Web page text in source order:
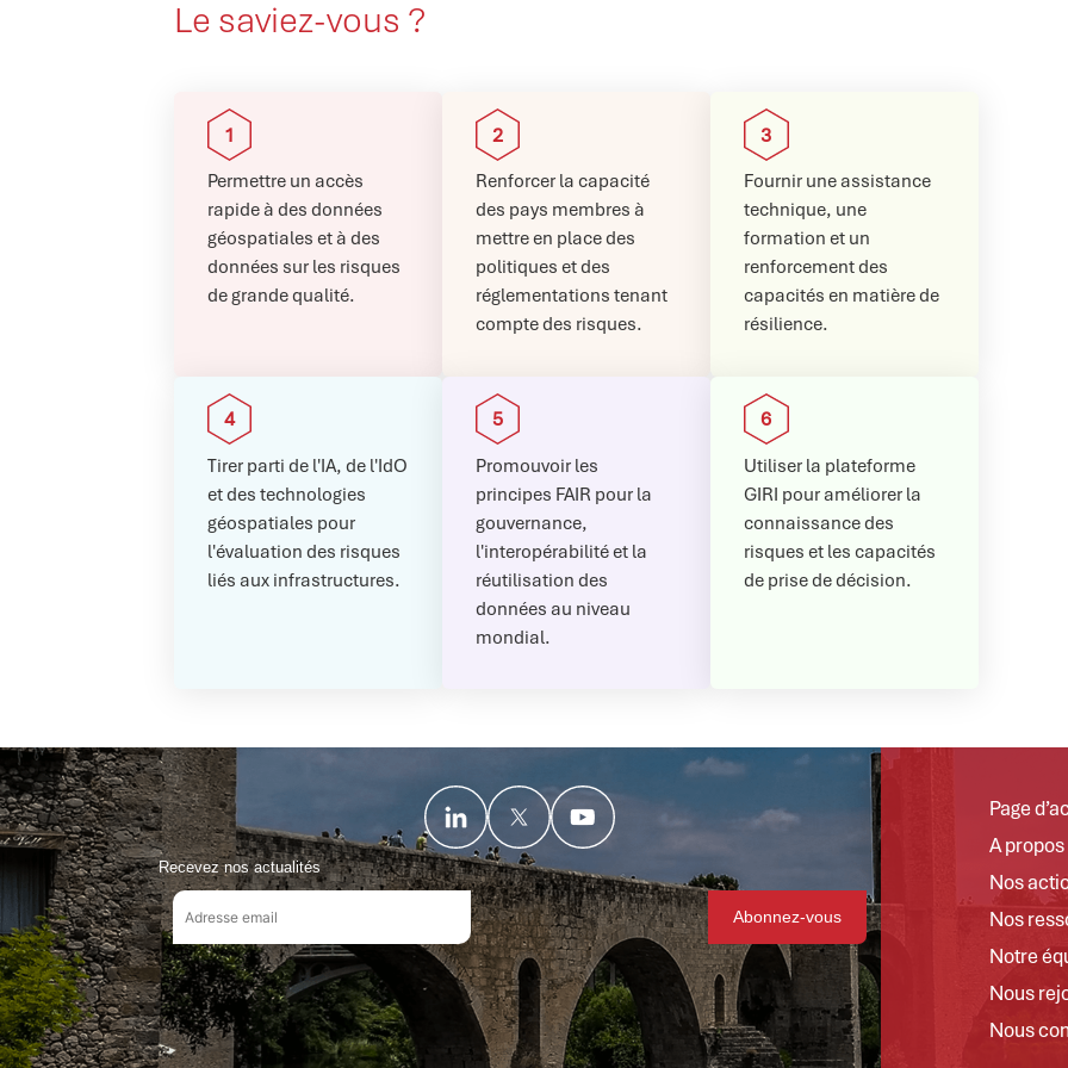
Le saviez-vous ?
Permettre un accès
rapide à des données
géospatiales et à des
données sur les risques
de grande qualité.
Renforcer la capacité
des pays membres à
mettre en place des
politiques et des
réglementations tenant
compte des risques.
Fournir une assistance
technique, une
formation et un
renforcement des
capacités en matière de
résilience.
Tirer parti de l'IA, de l'IdO
et des technologies
géospatiales pour
l'évaluation des risques
liés aux infrastructures.
Promouvoir les
principes FAIR pour la
gouvernance,
l'interopérabilité et la
réutilisation des
données au niveau
mondial.
Utiliser la plateforme
GIRI pour améliorer la
connaissance des
risques et les capacités
de prise de décision.
Recevez nos actualités
Page
A
Nos
Nos
Notre
Nous
Nous